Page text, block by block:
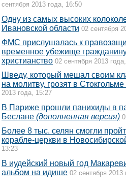
сентября 2013 года, 16:50
Одну из самых высоких
Ивановской области 02 сентября
ФМС прислушалась к
временное убежище
христианство 02 сентября 2013
Шведу, который мешал своим
на молитву, грозят в
2013 года, 15:27
В Париже прошли панихиды в
Беслане (дополненная версия)
Более 8 тыс. селян смогли
корабле-церкви в
13:23
В иудейский новый год
альбом на идише 02 сентября 2013